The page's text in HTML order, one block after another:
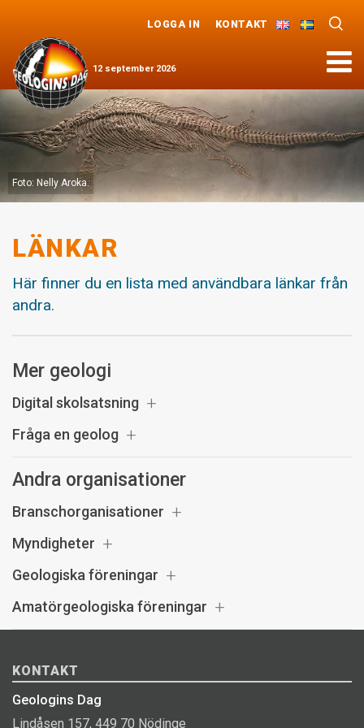
Meny
12 september 2026
LOGGA IN KONTAKT
Foto: Nelly Aroka.
LÄNKAR
Här finner du en lista med användbara länkar från
andra.
Mer geologi
Digital skolsatsning
Fråga en geolog
Andra organisationer
Branschorganisationer
Myndigheter
Geologiska föreningar
Amatörgeologiska föreningar
KONTAKT
Geologins Dag
Lindåsen 157, 449 70 Nödinge